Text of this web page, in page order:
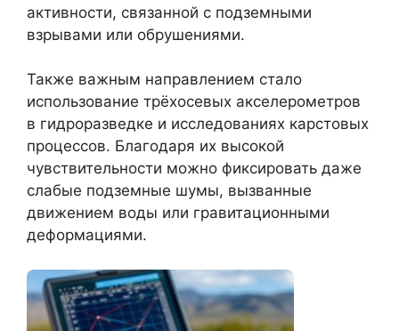
активности, связанной с подземными
взрывами или обрушениями.
Также важным направлением стало
использование трёхосевых акселерометров
в гидроразведке и исследованиях карстовых
процессов. Благодаря их высокой
чувствительности можно фиксировать даже
слабые подземные шумы, вызванные
движением воды или гравитационными
деформациями.